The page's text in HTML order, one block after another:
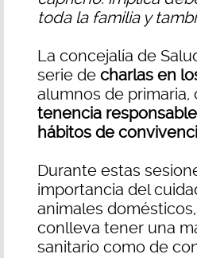
toda la familia y
La concejalía de
serie de charlas en
alumnos de
tenencia
hábitos de
Durante estas
importancia del
animales
conlleva tener una
sanitario como de